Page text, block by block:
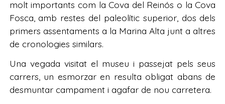
molt importants com la Cova del Reinós o la Cova
Fosca, amb restes del paleolític superior, dos dels
primers assentaments a la Marina Alta junt a altres
de cronologies similars.
Una vegada visitat el museu i passejat pels seus
carrers, un esmorzar en resulta obligat abans de
desmuntar campament i agafar de nou carretera.